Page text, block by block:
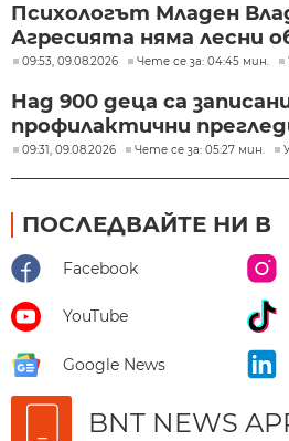
Психологът Младен
Агресията няма лесни
09:53, 09.08.2026 Чете се за: 04:45 мин.
Над 900 деца са
профилактични
09:31, 09.08.2026 Чете се за: 05:27 мин.
ПОСЛЕДВАЙТЕ НИ В
Facebook
YouTube
Google News
BNT NEWS